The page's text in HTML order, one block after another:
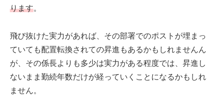
ります。
飛び抜けた実力があれば、その部署でのポストが埋まっ
ていても配置転換されての昇進もあるかもしれませんん
が、その係長よりも多少は実力がある程度では、昇進し
ないまま勤続年数だけが経っていくことになるかもしれ
ません。